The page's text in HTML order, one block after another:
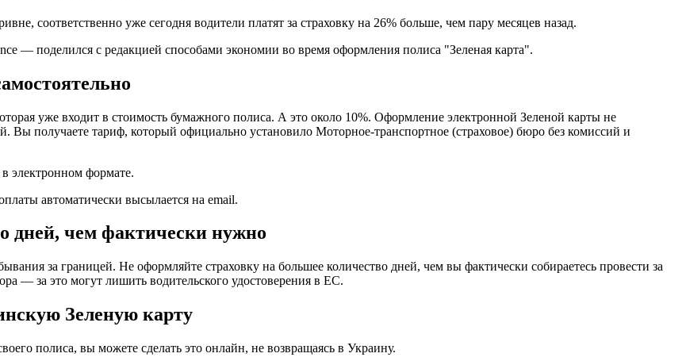
соответственно уже сегодня водители платят за страховку на 26% больше, чем пару месяцев назад.
— поделился с редакцией способами экономии во время оформления полиса "‎Зеленая карта".
уже входит в стоимость бумажного полиса. А это около 10%. Оформление электронной Зеленой карты не
Вы получаете тариф, который официально установило Моторное-транспортное (страховое) бюро без комиссий и
электронном формате.
автоматически высылается на email.
дней, чем фактически нужно
за границей. Не оформляйте страховку на большее количество дней, чем вы фактически собираетесь провести за
— за это могут лишить водительского удостоверения в ЕС.
Зеленую карту
полиса, вы можете сделать это онлайн, не возвращаясь в Украину.